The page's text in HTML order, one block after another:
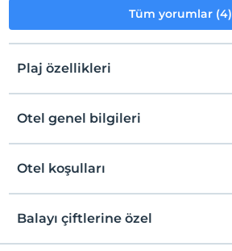
Tüm yorumlar (4)
Plaj özellikleri
Plaja 3 km mesafededir
Otel genel bilgileri
Ücretsiz Wi-fi
Otel koşulları
Check/in
En erken saat 14:00 ve sonrası
Check/out
Balayı çiftlerine özel